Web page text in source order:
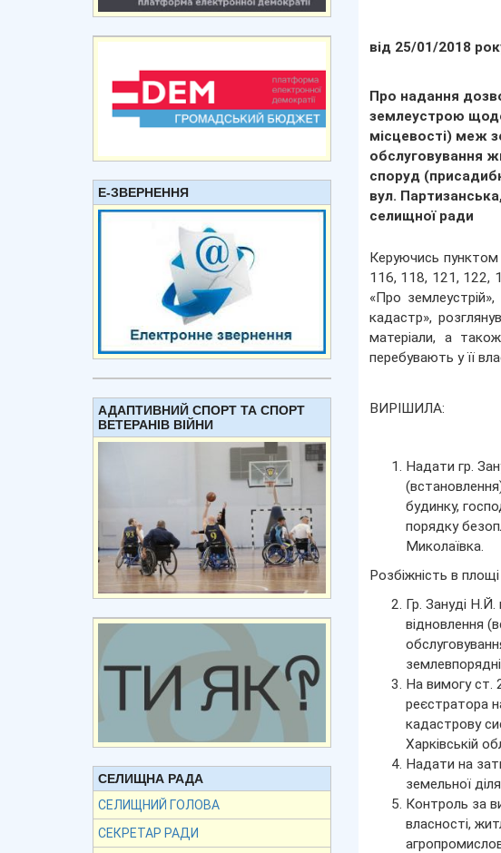
Е-ЗВЕРНЕННЯ
АДАПТИВНИЙ СПОРТ ТА СПОРТ
ВЕТЕРАНІВ ВІЙНИ
СЕЛИЩНА РАДА
СЕЛИЩНИЙ ГОЛОВА
СЕКРЕТАР РАДИ
від 25/01/2018
Про надання
землеустрою
місцевості) меж
обслуговування
споруд
вул.
селищної ради
Керуючись пунктом
116, 118, 121, 122,
«Про
кадастр»,
матеріали, а
перебувають у її
ВИРІШИЛА:
Надати гр.
будинку,
порядку
Миколаївка.
Розбіжність в
Гр. Зануді
відновлення
На вимогу ст.
реєстратора
кадастрову
Харківській
Надати на
земельної
Контроль за
власності,